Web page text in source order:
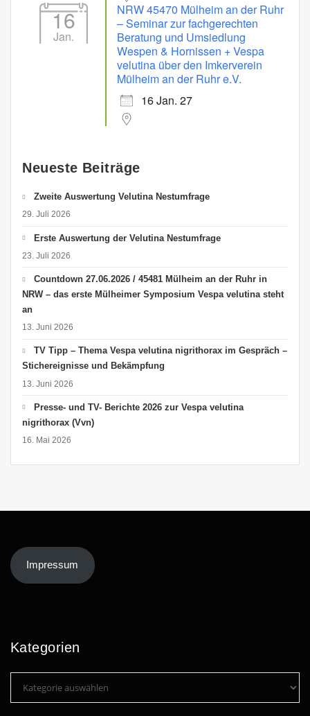
16
Jan.
NRW 45470 Mülheim an der Ruhr
– Seminar zur fachgerechten
Beratung und Umsiedlung
Wespen & Hornissen + Vespa
velutina über den Imkerverein
Mülheim an der Ruhr e.V.
16 Jan. 27
Neueste Beiträge
Zweite Auswertung Velutina Nestumfrage
29. Juli 2026
Erste Auswertung der Velutina Nestumfrage
23. Juli 2026
Countdown 27.06.2026 / 45481 Mülheim an der Ruhr in
NRW – das erste Mülheimer Symposium Vespa velutina steht
an
13. Juni 2026
TV Tipp – Thema Vespa velutina nigrithorax im Gespräch –
Stichereignisse und Bekämpfung
13. Juni 2026
Presse- und TV- Berichte 2026 zur Vespa velutina
nigrithorax (Vvn)
16. Mai 2026
Impressum
Kategorien